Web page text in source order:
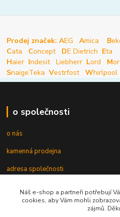
Prodej značek: AEG Amica B
Cata Concept DE Dietrich Eta
Haier Indesit Liebherr Lord M
SnaigeTeka Vestrfost Whirlpool
o společnosti
o nás
kamenná prodejna
adresa společnosti
informace pro zákazníky
Náš e-shop a partneři potřebují
cookies, aby Vám mohli
zájmů.